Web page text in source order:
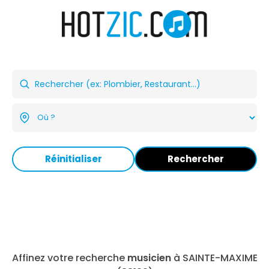
Réinitialiser Rechercher
Affinez votre recherche musicienà SAINTE-MAXIME